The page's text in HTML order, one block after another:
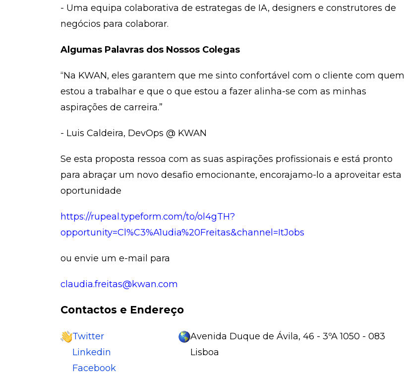
- Uma equipa colaborativa de estrategas de IA, designers e construtores de
negócios para colaborar.
Algumas Palavras dos Nossos Colegas
“Na KWAN, eles garantem que me sinto confortável com o cliente com quem
estou a trabalhar e que o que estou a fazer alinha-se com as minhas
aspirações de carreira.”
- Luis Caldeira, DevOps @ KWAN
Se esta proposta ressoa com as suas aspirações profissionais e está pronto
para abraçar um novo desafio emocionante, encorajamo-lo a aproveitar esta
oportunidade
https://rupeal.typeform.com/to/ol4gTH?
opportunity=Cl%C3%A1udia%20Freitas&channel=ItJobs
ou envie um e-mail para
claudia.freitas@kwan.com
Contactos e Endereço
Twitter
Linkedin
Facebook
Avenida Duque de Ávila, 46 - 3ºA 1050 - 083
Lisboa